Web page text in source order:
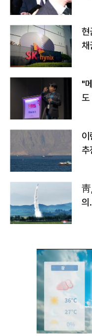
현
"
도
이
추
靑
의